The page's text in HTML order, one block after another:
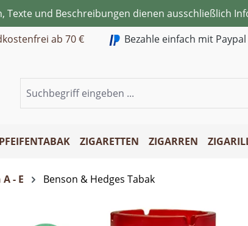
Texte und Beschreibungen dienen ausschließlich
ab 70 € Bezahle einfach mit Paypal
PFEIFENTABAK ZIGARETTEN ZIGARREN
- E Benson & Hedges Tabak